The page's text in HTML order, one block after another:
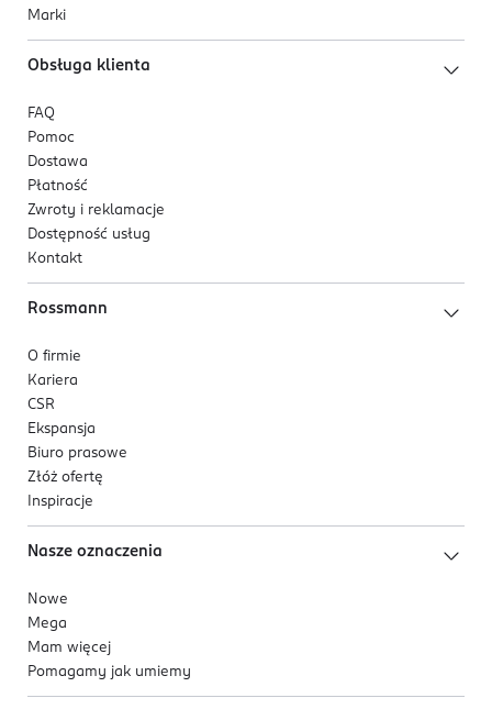
Marki
Obsługa klienta
FAQ
Pomoc
Dostawa
Płatność
Zwroty i reklamacje
Dostępność usług
Kontakt
Rossmann
O firmie
Kariera
CSR
Ekspansja
Biuro prasowe
Złóż ofertę
Inspiracje
Nasze oznaczenia
Nowe
Mega
Mam więcej
Pomagamy jak umiemy